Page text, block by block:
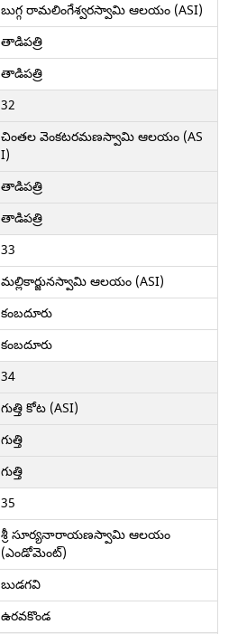
బుగ్గ రామలింగేశ్వరస్వామి ఆలయం (ASI)
తాడిపత్రి
తాడిపత్రి
32
చింతల వెంకటరమణస్వామి ఆలయం (AS
I)
తాడిపత్రి
తాడిపత్రి
33
మల్లికార్జునస్వామి ఆలయం (ASI)
కంబదూరు
కంబదూరు
34
గుత్తి కోట (ASI)
గుత్తి
గుత్తి
35
శ్రీ సూర్యనారాయణస్వామి ఆలయం
(ఎండోమెంట్)
బుడగవి
ఉరవకొండ